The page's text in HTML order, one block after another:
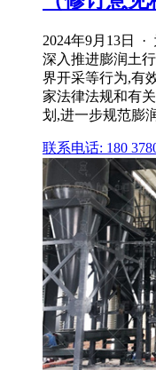
2024年9月13日
深入推进膨润土
界开采等行为,有
家法律法规和有
划,进一步规范膨
联系电话: 180